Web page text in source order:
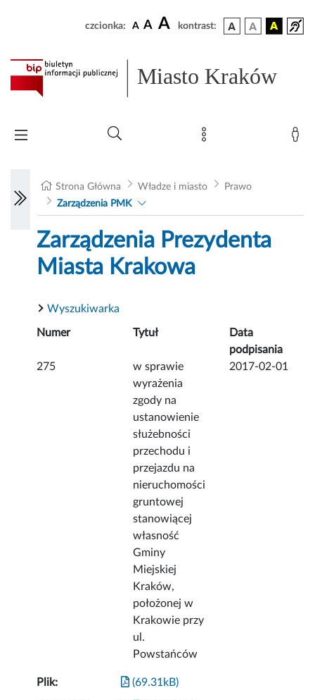
czcionka: A A A kontrast:
Miasto Kraków
Strona Główna Władze i miasto
Prawo
Zarządzenia PMK
Zarządzenia Prezydenta
Miasta Krakowa
Wyszukiwarka
Numer Tytuł
Data
podpisania
275
w sprawie
wyrażenia
zgody na
ustanowienie
służebności
przechodu i
przejazdu na
nieruchomości
gruntowej
stanowiącej
własność
Gminy
Miejskiej
Kraków,
położonej w
Krakowie przy
ul.
Powstańców
2017-02-01
Plik: (69.31kB)